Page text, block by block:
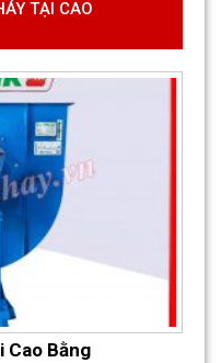
TẠI CAO
Cao Bằng